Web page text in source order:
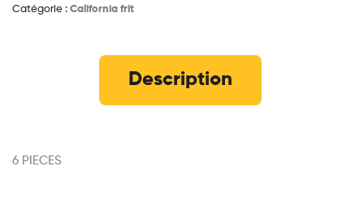
Catégorie : California frit
Description
6 PIECES